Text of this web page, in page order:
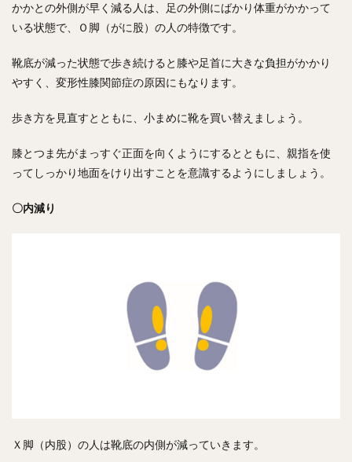
かかとの外側が早く減る人は、足の外側にばかり体重がかかって
いる状態で、Ｏ脚（がに股）の人の特徴です。
靴底が減った状態で歩き続けると膝や足首に大きな負担がかかり
やすく、変形性膝関節症の原因にもなります。
歩き方を見直すとともに、小まめに靴を買い替えましょう。
膝とつま先がまっすぐ正面を向くようにするとともに、親指を使
ってしっかり地面をけり出すことを意識するようにしましょう。
〇内減り
Ｘ脚（内股）の人は靴底の内側が減っていきます。